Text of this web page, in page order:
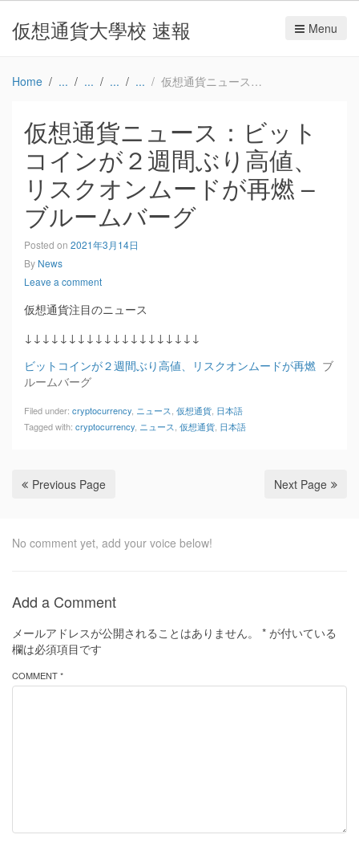
仮想通貨大學校 速報 Menu
Home 仮想通貨ニュース：ビットコインが２週間ぶり高値、リスクオンムードが再燃 – ブルームバーグ
仮想通貨ニュース：ビット
コインが２週間ぶり高値、
リスクオンムードが再燃 –
ブルームバーグ
Posted on 2021年3月14日
By News
Leave a comment
仮想通貨注目のニュース
↓↓↓↓↓↓↓↓↓↓↓↓↓↓↓↓↓↓↓↓
ビットコインが２週間ぶり高値、リスクオンムードが再燃 ブ
ルームバーグ
Filed under: cryptocurrency ニュース 仮想通貨 日本語
Tagged with: cryptocurrency ニュース 仮想通貨 日本語
Previous Page Next Page
No comment yet, add your voice below!
Add a Comment
メールアドレスが公開されることはありません。 * が付いている
欄は必須項目です
COMMENT *